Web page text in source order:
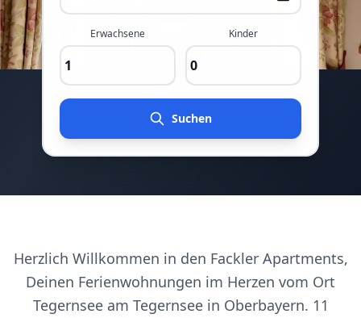
Erwachsene Kinder
Suchen
Herzlich Willkommen in den Fackler Apartments,
Deinen Ferienwohnungen im Herzen vom Ort
Tegernsee am Tegernsee in Oberbayern. 11